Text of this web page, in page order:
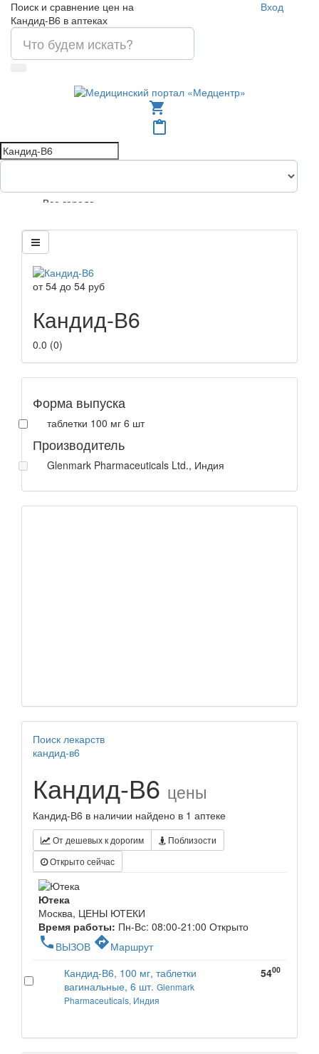
Поиск и сравнение цен на
Кандид-В6 в аптеках
Вход
shopping_cart
content_paste
Все города
от54 до 54 руб
Кандид-В6
0.0 (0)
Форма выпуска
таблетки 100 мг 6 шт
Производитель
Glenmark Pharmaceuticals Ltd., Индия
Поиск лекарств
кандид-в6
Кандид-В6 цены
Кандид-В6 в наличии найдено в 1 аптеке
От дешевых к дорогим
Поблизости
Открыто сейчас
Ютека
Москва, ЦЕНЫ ЮТЕКИ
Время работы: Пн-Вс: 08:00-21:00 Открыто
phone ВЫЗОВ directionsМаршрут
Кандид-В6, 100 мг, таблетки
вагинальные, 6 шт. Glenmark
Pharmaceuticals, Индия
5400